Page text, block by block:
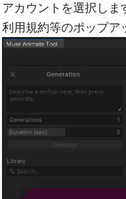
アカウントを選択しま
利用規約等のポップア